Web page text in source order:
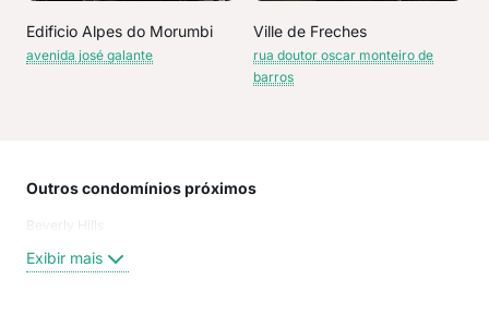
Edificio Alpes do Morumbi
avenida josé galante
Ville de Freches
rua doutor oscar monteiro de
barros
Outros condomínios próximos
Beverly Hills
Exibir mais